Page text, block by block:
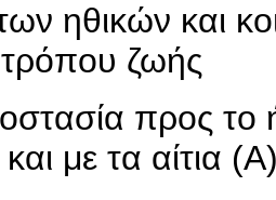
ηθικών και
ζωής
προς το
με τα αίτια